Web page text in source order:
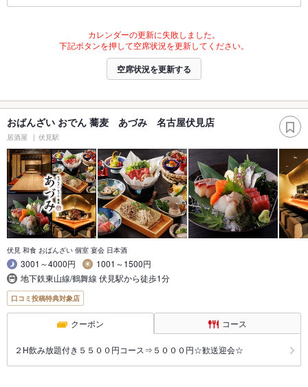
カレンダーの更新に失敗しました。
下記ボタンを押して空席状況を更新してください。
空席状況を更新する
おばんざい おでん 蕎麦 あづみ 名古屋伏見店
居酒屋 伏見駅
伏見 和食 おばんざい 個室 宴会 日本酒
3001～4000円
1001～1500円
地下鉄東山線/鶴舞線 伏見駅から徒歩1分
口コミ投稿特典対象店
クーポン コース
２H飲み放題付き５５００円コース⇒５０００円☆歓送迎会☆